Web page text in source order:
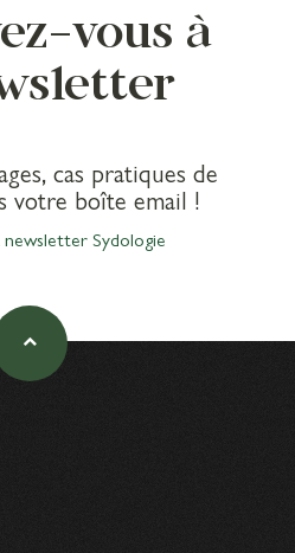
vous à
cas pratiques de
votre boîte email !
newsletter Sydologie